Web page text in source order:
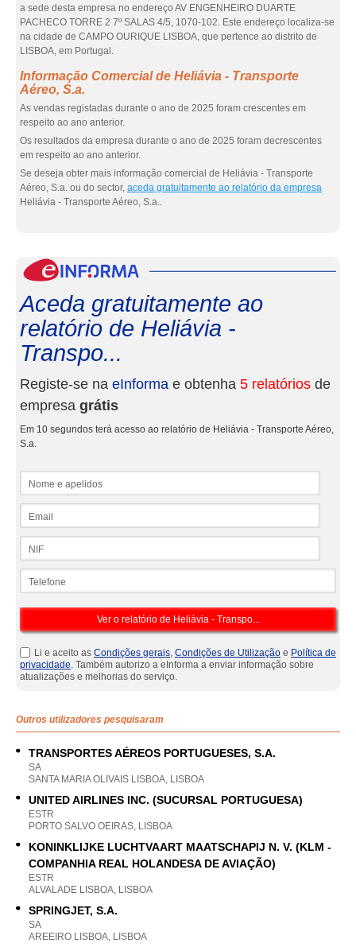
a sede desta empresa no endereço AV ENGENHEIRO DUARTE
PACHECO TORRE 2 7º SALAS 4/5, 1070-102. Este endereço localiza-se
na cidade de CAMPO OURIQUE LISBOA, que pertence ao distrito de
LISBOA, em Portugal.
Informação Comercial de Heliávia - Transporte
Aéreo, S.a.
As vendas registadas durante o ano de 2025 foram crescentes em
respeito ao ano anterior.
Os resultados da empresa durante o ano de 2025 foram decrescentes
em respeito ao ano anterior.
Se deseja obter mais informação comercial de Heliávia - Transporte
Aéreo, S.a. ou do sector, aceda gratuitamente ao relatório da empresa
Heliávia - Transporte Aéreo, S.a..
Aceda gratuitamente ao
relatório de Heliávia -
Transpo...
Registe-se na eInforma e obtenha 5 relatórios de
empresa grátis
Em 10 segundos terá acesso ao relatório de Heliávia - Transporte Aéreo,
S.a.
Li e aceito as Condições gerais, Condições de Utilização e Política de
privacidade. Também autorizo a eInforma a enviar informação sobre
atualizações e melhorias do serviço.
Outros utilizadores pesquisaram
TRANSPORTES AÉREOS PORTUGUESES, S.A.
SA
SANTA MARIA OLIVAIS LISBOA, LISBOA
UNITED AIRLINES INC. (SUCURSAL PORTUGUESA)
ESTR
PORTO SALVO OEIRAS, LISBOA
KONINKLIJKE LUCHTVAART MAATSCHAPIJ N. V. (KLM -
COMPANHIA REAL HOLANDESA DE AVIAÇÃO)
ESTR
ALVALADE LISBOA, LISBOA
SPRINGJET, S.A.
SA
AREEIRO LISBOA, LISBOA